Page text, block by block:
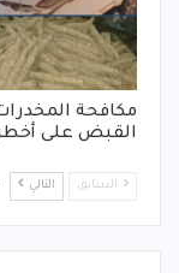
مكافحة
القبض على أخطر
السابق التالي